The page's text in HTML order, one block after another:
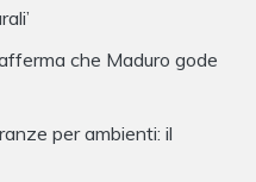
che Maduro gode
per ambienti: il